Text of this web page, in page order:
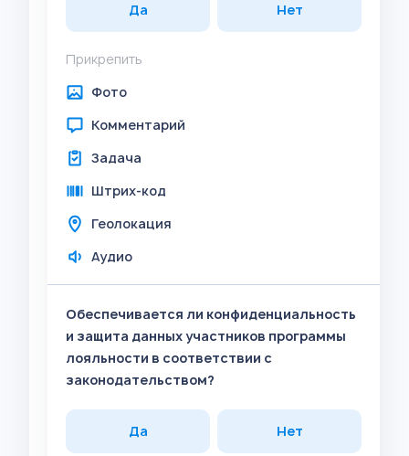
Да Нет
Прикрепить
Фото
Комментарий
Задача
Штрих-код
Геолокация
Аудио
Обеспечивается ли конфиденциальность
и защита данных участников программы
лояльности в соответствии с
законодательством?
Да Нет